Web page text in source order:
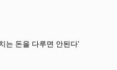
는 돈을 다루면 안된다'